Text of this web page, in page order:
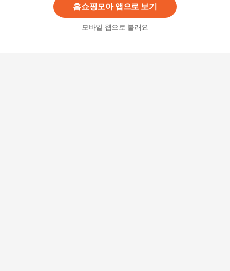
홈쇼핑모아 앱으로 보기
모바일 웹으로 볼래요